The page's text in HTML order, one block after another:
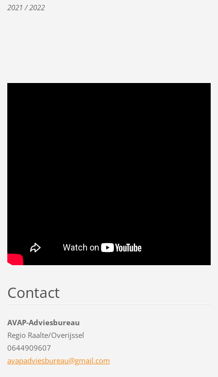
2021 / 2022
Contact
AVAP-Adviesbureau
Regio Raalte/Overijssel
0644909607
avapadviesbureau@gmail.com